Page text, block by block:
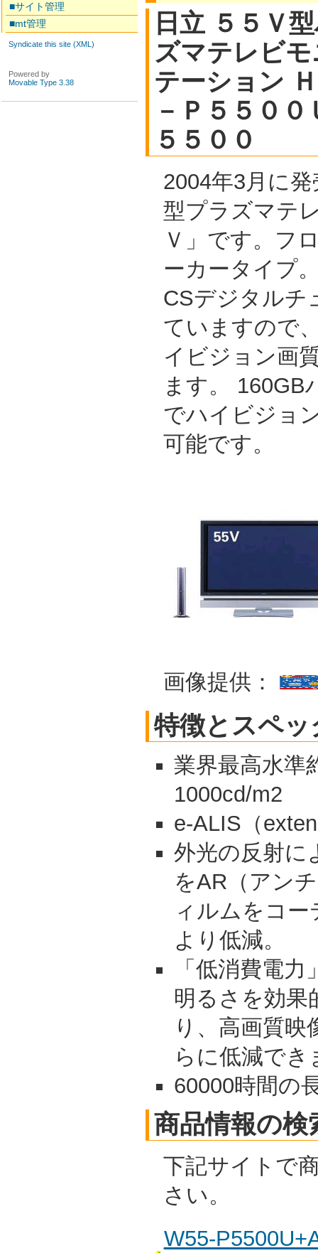
日立 ５５Ｖ
ズマテレビ
テーション
－Ｐ５５０
５５００
2004年3月に
型プラズマテ
Ｖ」です。フ
ーカータイプ
CSデジタルチ
ていますので
イビジョン画
ます。 160GB
でハイビジョ
可能です。
画像提供：
特徴とスペッ
業界最高水準
1000cd/m2
e-ALIS（
外光の反射に
をAR（アン
ィルムをコ
より低減。
「低消費電
明るさを効果
り、高画質映
らに低減でき
60000時間の
商品情報の検
下記サイトで
さい。
W55-
■サイト管理
■mt管理
Syndicate this site (XML)
Powered by
Movable Type 3.38